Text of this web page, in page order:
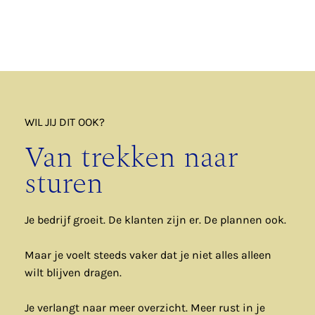
WIL JIJ DIT OOK?
Van trekken naar
sturen
Je bedrijf groeit. De klanten zijn er. De plannen ook.
Maar je voelt steeds vaker dat je niet alles alleen
wilt blijven dragen.
Je verlangt naar meer overzicht. Meer rust in je